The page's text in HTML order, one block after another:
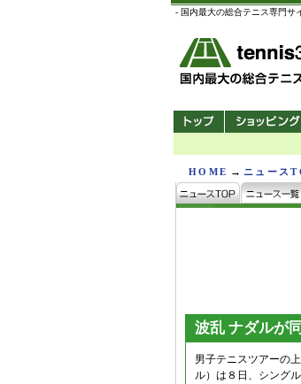
- 国内最大の総合テニス専門サ
HOME → ニュース
波乱 ナダルが
男子テニスツアーの
ル）は８日、シング